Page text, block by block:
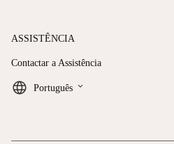
ASSISTÊNCIA
Contactar a Assistência
Português keyboard_arrow_down